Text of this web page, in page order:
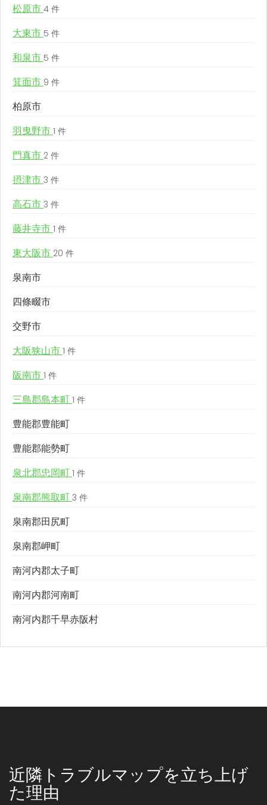
松原市 4 件
大東市 5 件
和泉市 5 件
箕面市 9 件
柏原市
羽曳野市 1 件
門真市 2 件
摂津市 3 件
高石市 3 件
藤井寺市 1 件
東大阪市 20 件
泉南市
四條畷市
交野市
大阪狭山市 1 件
阪南市 1 件
三島郡島本町 1 件
豊能郡豊能町
豊能郡能勢町
泉北郡忠岡町 1 件
泉南郡熊取町 3 件
泉南郡田尻町
泉南郡岬町
南河内郡太子町
南河内郡河南町
南河内郡千早赤阪村
近隣トラブルマップを立ち上げ
た理由